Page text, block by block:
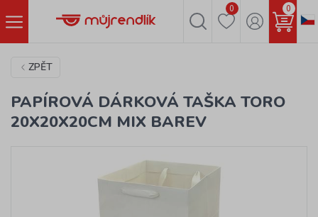
0 0
ZPĚT
PAPÍROVÁ DÁRKOVÁ TAŠKA TORO
20X20X20CM MIX BAREV